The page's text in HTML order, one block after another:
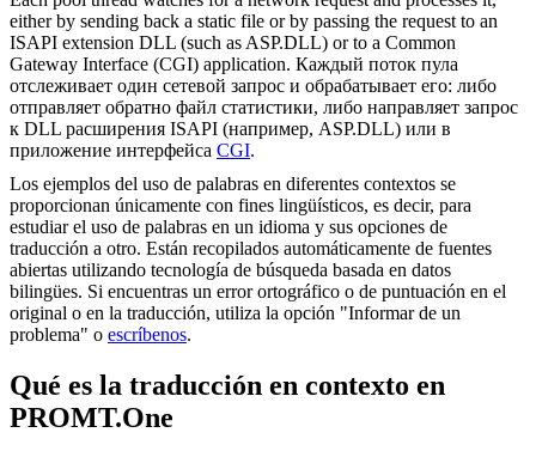
either by sending back a static file or by passing the request to an
ISAPI extension DLL (such as ASP.DLL) or to a Common
Gateway Interface (CGI) application. Каждый поток пула
отслеживает один сетевой запрос и обрабатывает его: либо
отправляет обратно файл статистики, либо направляет запрос
к DLL расширения ISAPI (например, ASP.DLL) или в
приложение интерфейса CGI.
Los ejemplos del uso de palabras en diferentes contextos se
proporcionan únicamente con fines lingüísticos, es decir, para
estudiar el uso de palabras en un idioma y sus opciones de
traducción a otro. Están recopilados automáticamente de fuentes
abiertas utilizando tecnología de búsqueda basada en datos
bilingües. Si encuentras un error ortográfico o de puntuación en el
original o en la traducción, utiliza la opción "Informar de un
problema" o escríbenos.
Qué es la traducción en contexto en
PROMT.One